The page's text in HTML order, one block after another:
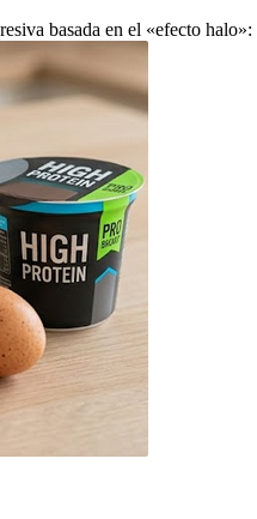
basada en el «efecto